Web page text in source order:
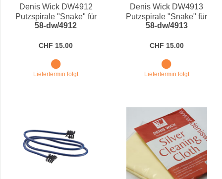
Denis Wick DW4912
Putzspirale "Snake" für
Posaune
58-dw/4912
CHF 15.00
Liefertermin folgt
Denis Wick DW4913
Putzspirale "Snake" für
Waldhorn
58-dw/4913
CHF 15.00
Liefertermin folgt